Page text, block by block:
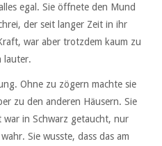
egal. Sie öffnete den Mund
der seit langer Zeit in ihr
war aber trotzdem kaum zu
lauter.
Ohne zu zögern machte sie
zu den anderen Häusern. Sie
war in Schwarz getaucht, nur
Sie wusste, dass das am